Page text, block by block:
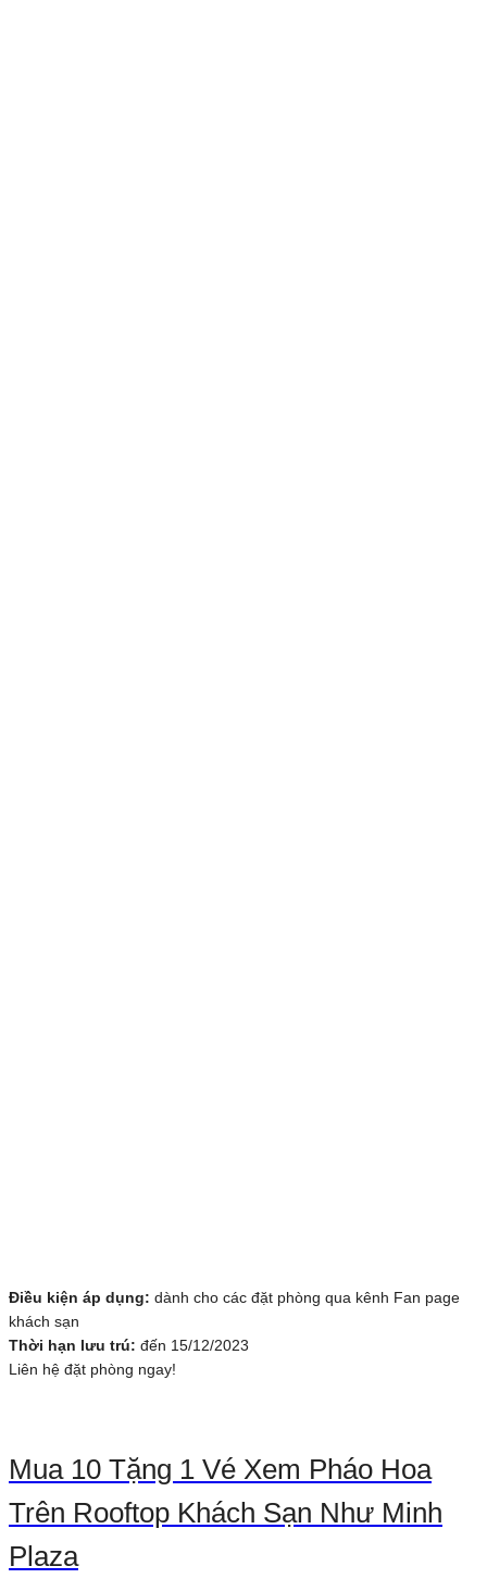
Điều kiện áp dụng: dành cho các đặt phòng qua kênh Fan page
khách sạn
Thời hạn lưu trú: đến 15/12/2023
Liên hệ đặt phòng ngay!
Mua 10 Tặng 1 Vé Xem Pháo Hoa
Trên Rooftop Khách Sạn Như Minh
Plaza